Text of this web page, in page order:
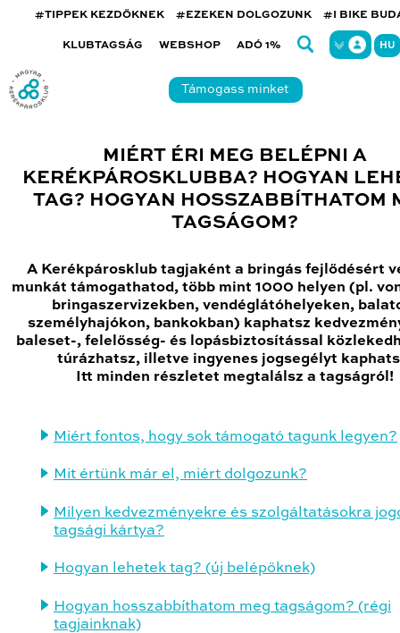
#TIPPEK KEZDŐKNEK #EZEKEN DOLGOZUNK #I BIKE
KLUBTAGSÁG WEBSHOP ADÓ 1% HU
Támogass minket
MIÉRT ÉRI MEG BELÉPNI A
KERÉKPÁROSKLUBBA? HOGYAN
TAG? HOGYAN HOSSZABBÍTHATOM
TAGSÁGOM?
A Kerékpárosklub tagjaként a bringás fejlődésért
munkát támogathatod, több mint 1000 helyen (pl.
bringaszervizekben, vendéglátóhelyeken,
személyhajókon, bankokban) kaphatsz
baleset-, felelősség- és lopásbiztosítással
túrázhatsz, illetve ingyenes jogsegélyt
Itt minden részletet megtalálsz a tagságról!
Miért fontos, hogy sok támogató tagunk legyen?
Mit értünk már el, miért dolgozunk?
Milyen kedvezményekre és szolgáltatásokra
tagsági kártya?
Hogyan lehetek tag? (új belépőknek)
Hogyan hosszabbíthatom meg tagságom? (régi
tagjainknak)